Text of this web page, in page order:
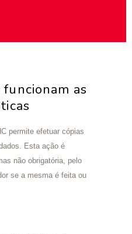
as
permite efetuar cópias
Esta ação é
não obrigatória, pelo
se a mesma é feita ou